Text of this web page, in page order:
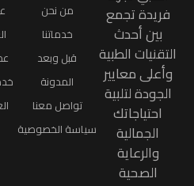
فريدة تجمع
بين أحدث
التقنيات الطبية
وأعلى معايير
الجودة لتلبية
احتياجاتك
الجمالية
والرعاية
الصحية
من نحن
خدماتنا
قبل وبعد
المدونة
تواصل معنا
سياسة الخصوصية